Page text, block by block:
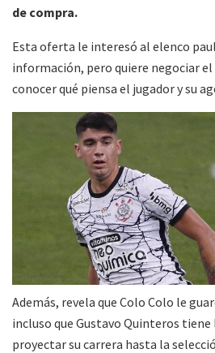
de compra.
Esta oferta le interesó al elenco
información, pero quiere negociar
conocer qué piensa el jugador y su
Además, revela que Colo Colo le
incluso que Gustavo Quinteros
proyectar su carrera hasta la